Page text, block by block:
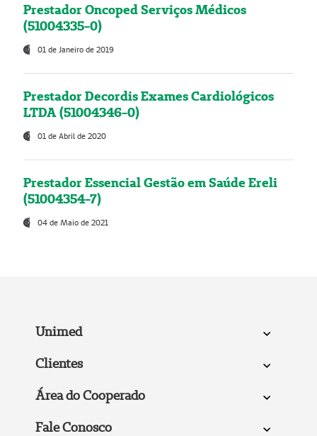
Prestador Oncoped Serviços Médicos
(51004335-0)
01 de Janeiro de 2019
Prestador Decordis Exames Cardiológicos
LTDA (51004346-0)
01 de Abril de 2020
Prestador Essencial Gestão em Saúde Ereli
(51004354-7)
04 de Maio de 2021
Unimed
Clientes
Área do Cooperado
Fale Conosco